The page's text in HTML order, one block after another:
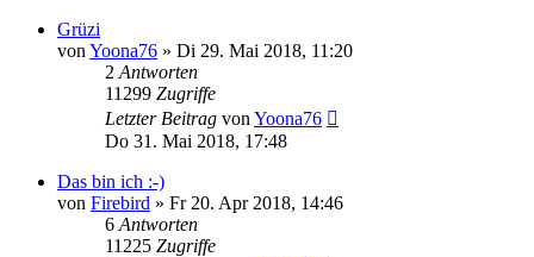
Grüzi
von Yoona76 » Di 29. Mai 2018, 11:20
2 Antworten
11299 Zugriffe
Letzter Beitrag von Yoona76
Do 31. Mai 2018, 17:48
Das bin ich :-)
von Firebird » Fr 20. Apr 2018, 14:46
6 Antworten
11225 Zugriffe